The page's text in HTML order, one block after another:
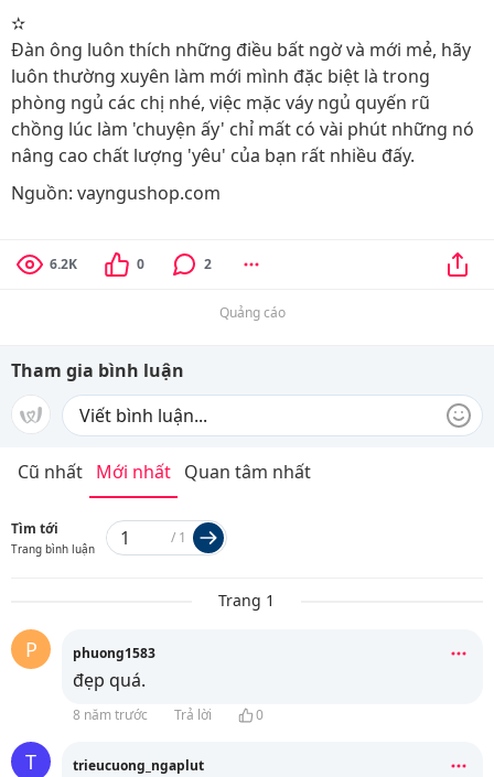
✫
Đàn ông luôn thích những điều bất ngờ và mới mẻ, hãy
luôn thường xuyên làm mới mình đặc biệt là trong
phòng ngủ các chị nhé, việc mặc váy ngủ quyến rũ
chồng lúc làm 'chuyện ấy' chỉ mất có vài phút những nó
nâng cao chất lượng 'yêu' của bạn rất nhiều đấy.
Nguồn: vayngushop.com
6.2K 0 2
Quảng cáo
Tham gia bình luận
Cũ nhất Mới nhất Quan tâm nhất
Tìm tới
Trang bình luận
/ 1
Trang 1
P phuong1583
đẹp quá.
8 năm trước Trả lời 0
T trieucuong_ngaplut